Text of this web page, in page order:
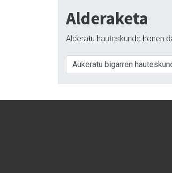
Alderaketa
Alderatu hauteskunde honen